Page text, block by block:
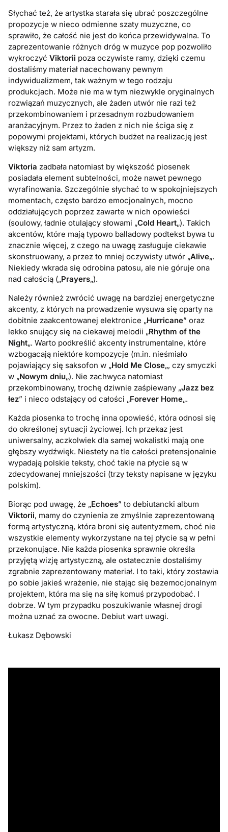
Słychać też, że artystka starała się ubrać poszczególne
propozycje w nieco odmienne szaty muzyczne, co
sprawiło, że całość nie jest do końca przewidywalna. To
zaprezentowanie różnych dróg w muzyce pop pozwoliło
wykroczyćViktorii poza oczywiste ramy, dzięki czemu
dostaliśmy materiał nacechowany pewnym
indywidualizmem, tak ważnym w tego rodzaju
produkcjach. Może nie ma w tym niezwykle oryginalnych
rozwiązań muzycznych, ale żaden utwór nie razi też
przekombinowaniem i przesadnym rozbudowaniem
aranżacyjnym. Przez to żaden z nich nie ściga się z
popowymi projektami, których budżet na realizację jest
większy niż sam artyzm.
Viktoria zadbała natomiast by większość piosenek
posiadała element subtelności, może nawet pewnego
wyrafinowania. Szczególnie słychać to w spokojniejszych
momentach, często bardzo emocjonalnych, mocno
oddziałujących poprzez zawarte w nich opowieści
(soulowy, ładnie otulający słowami „Cold Heart„). Takich
akcentów, które mają typowo balladowy podtekst bywa tu
znacznie więcej, z czego na uwagę zasługuje ciekawie
skonstruowany, a przez to mniej oczywisty utwór „Alive„.
Niekiedy wkrada się odrobina patosu, ale nie góruje ona
nad całością („Prayers„).
Należy również zwrócić uwagę na bardziej energetyczne
akcenty, z których na prowadzenie wysuwa się oparty na
dobitnie zaakcentowanej elektronice „Hurricane” oraz
lekko snujący się na ciekawej melodii „Rhythm of the
Night„. Warto podkreślić akcenty instrumentalne, które
wzbogacają niektóre kompozycje (m.in. nieśmiało
pojawiający się saksofon w „Hold Me Close„, czy smyczki
w „Nowym dniu„). Nie zachwyca natomiast
przekombinowany, trochę dziwnie zaśpiewany „Jazz bez
łez” i nieco odstający od całości „Forever Home„.
Każda piosenka to trochę inna opowieść, która odnosi się
do określonej sytuacji życiowej. Ich przekaz jest
uniwersalny, aczkolwiek dla samej wokalistki mają one
głębszy wydźwięk. Niestety na tle całości pretensjonalnie
wypadają polskie teksty, choć takie na płycie są w
zdecydowanej mniejszości (trzy teksty napisane w języku
polskim).
Biorąc pod uwagę, że „Echoes” to debiutancki album
Viktorii, mamy do czynienia ze zmyślnie zaprezentowaną
formą artystyczną, która broni się autentyzmem, choć nie
wszystkie elementy wykorzystane na tej płycie są w pełni
przekonujące. Nie każda piosenka sprawnie określa
przyjętą wizję artystyczną, ale ostatecznie dostaliśmy
zgrabnie zaprezentowany materiał. I to taki, który zostawia
po sobie jakieś wrażenie, nie stając się bezemocjonalnym
projektem, która ma się na siłę komuś przypodobać. I
dobrze. W tym przypadku poszukiwanie własnej drogi
można uznać za owocne. Debiut wart uwagi.
Łukasz Dębowski